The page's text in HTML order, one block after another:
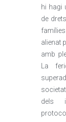
hi hagi
de
alienat
amb
La
dels